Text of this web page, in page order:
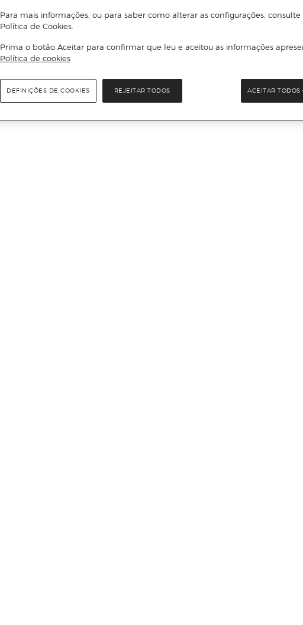
Para mais informações, ou para saber como alterar as configurações, consulte
Política de Cookies.
Prima o botão Aceitar para confirmar que leu e aceitou as informações
Política de cookies
REJEITAR TODOS ACEITAR TODOS
DEFINIÇÕES DE COOKIES